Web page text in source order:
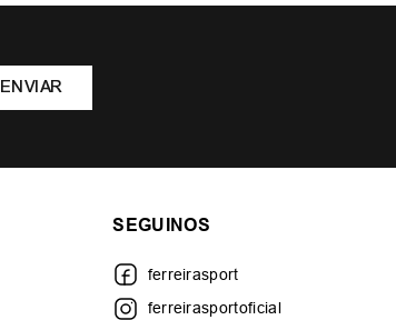
ENVIAR
SEGUINOS
ferreirasport
ferreirasportoficial